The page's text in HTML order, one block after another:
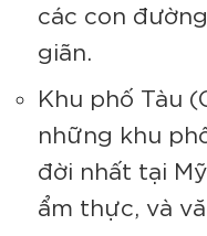
các con
giãn.
Khu phố Tàu
những khu
đời nhất tại
ẩm thực, và